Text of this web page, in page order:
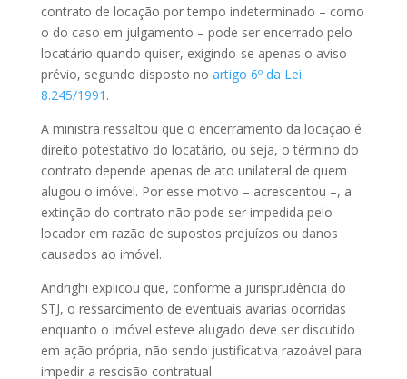
contrato de locação por tempo indeterminado – como
o do caso em julgamento – pode ser encerrado pelo
locatário quando quiser, exigindo-se apenas o aviso
prévio, segundo disposto no artigo 6º da Lei
8.245/1991 .
A ministra ressaltou que o encerramento da locação é
direito potestativo do locatário, ou seja, o término do
contrato depende apenas de ato unilateral de quem
alugou o imóvel. Por esse motivo – acrescentou –, a
extinção do contrato não pode ser impedida pelo
locador em razão de supostos prejuízos ou danos
causados ao imóvel.
Andrighi explicou que, conforme a jurisprudência do
STJ, o ressarcimento de eventuais avarias ocorridas
enquanto o imóvel esteve alugado deve ser discutido
em ação própria, não sendo justificativa razoável para
impedir a rescisão contratual.